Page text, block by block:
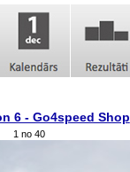
6 - Go4speed Shop
1 no 40